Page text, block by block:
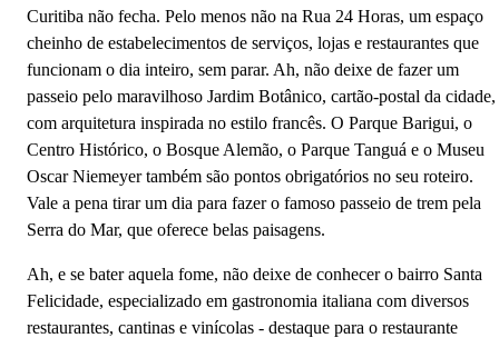
‌Curitiba‌ ‌não‌ ‌fecha.‌ ‌Pelo menos não na‌ ‌Rua‌ ‌24‌ ‌Horas,‌ ‌um‌ ‌espaço‌
‌cheinho‌ ‌de‌ ‌estabelecimentos‌ ‌de‌ ‌serviços,‌ ‌lojas‌ ‌e‌ ‌restaurantes‌ ‌que‌
‌funciona‌m ‌o‌ ‌dia‌ ‌inteiro,‌ ‌sem‌ ‌parar.‌ ‌Ah,‌ ‌não‌ ‌deixe‌ de‌ ‌fazer‌ ‌um‌
‌passeio‌ ‌pelo‌ ‌maravilhoso‌ ‌Jardim‌ ‌Botânico,‌ cartão-postal da cidade,
com arquitetura ‌inspirada no estilo ‌francês.‌ ‌O‌ ‌Parque‌ ‌Barigui,‌ o
Centro Histórico, o Bosque Alemão, ‌o‌ ‌Parque‌ ‌Tanguá‌ ‌e‌ ‌o‌ ‌Museu‌
‌Oscar‌ ‌Niemeyer também‌ ‌são pontos obrigatórios ‌no‌ ‌seu‌ ‌roteiro.
Vale a pena tirar um dia para fazer o famoso passeio de trem pela
Serra do Mar, que oferece belas paisagens.
Ah, e se bater aquela fome, não deixe de conhecer o bairro Santa
Felicidade, especializado em gastronomia italiana com diversos
restaurantes, cantinas e vinícolas - destaque para o restaurante